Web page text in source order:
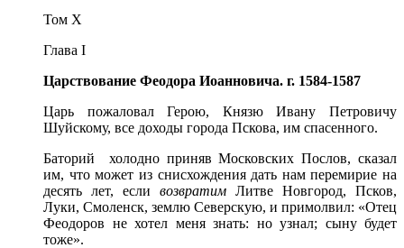
Том X
Глава I
Царствование Феодора Иоанновича. г. 1584-1587
Царь пожаловал Герою, Князю Ивану Петровичу
Шуйскому, все доходы города Пскова, им спасенного.
Баторий холодно приняв Московских Послов, сказал
им, что может из снисхождения дать нам перемирие на
десять лет, если возвратим Литве Новгород, Псков,
Луки, Смоленск, землю Северскую, и примолвил: «Отец
Феодоров не хотел меня знать: но узнал; сыну будет
тоже».